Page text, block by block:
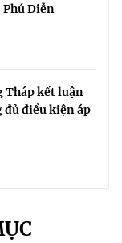
Diễn
Tháp kết luận
đủ điều kiện áp